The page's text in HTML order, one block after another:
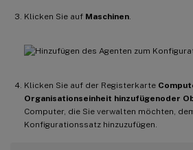
Klicken Sie auf Maschinen
Klicken Sie auf der Registerkarte
Organisationseinheit hinzufügenoder
Computer, die Sie verwalten möchten,
Konfigurationssatz hinzuzufügen.